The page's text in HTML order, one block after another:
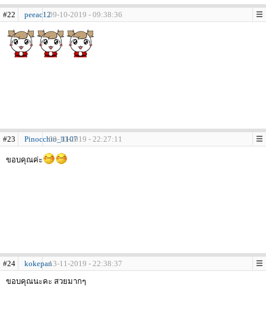
#22 peeac1209-10-2019 - 09:38:36
#23 Pinocchio_1107
09-10-2019 - 22:27:11
ขอบคุณค่ะ
#24 kokepan13-11-2019 - 22:38:37
ขอบคุณนะคะ สวยมากๆ